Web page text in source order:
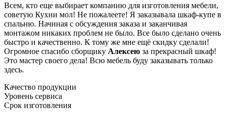
Всем, кто еще выбирает компанию для изготовления мебели,
советую Кухни мол! Не пожалеете! Я заказывала шкаф-купе в
спальню. Начиная с обсуждения заказа и заканчивая
монтажом никаких проблем не было. Все было сделано очень
быстро и качественно. К тому же мне ещё скидку сделали!
Огромное спасибо сборщику Алексею за прекрасный шкаф!
Это мастер своего дела! Всю мебель буду заказывать только
здесь.
Качество продукции
Уровень сервиса
Срок изготовления